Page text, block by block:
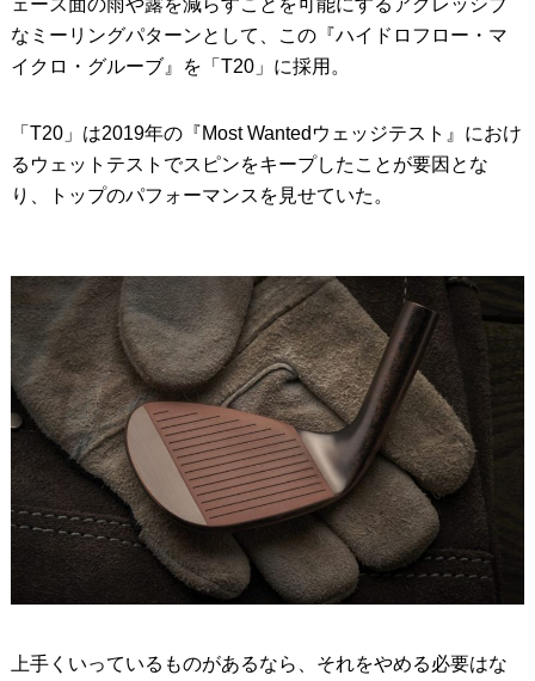
なミーリングパターンとして、この『ハイドロフロー・マ
イクロ・グルーブ』を「T20」に採用。
「T20」は2019年の『Most Wantedウェッジテスト』におけ
るウェットテストでスピンをキープしたことが要因とな
り、トップのパフォーマンスを見せていた。
上手くいっているものがあるなら、それをやめる必要はな